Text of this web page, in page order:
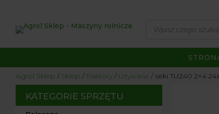
produktów
Agrol Sklep Sklep Traktory Używane seki TU240 2×4
KATEGORIE SPRZĘTU